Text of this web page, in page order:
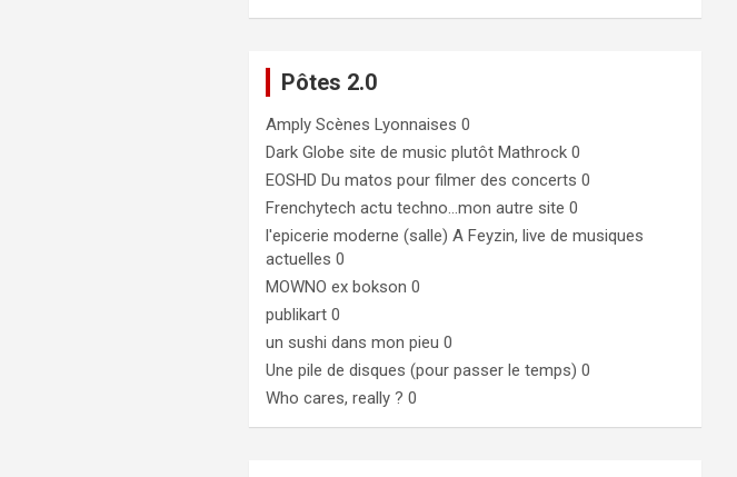
Pôtes 2.0
Amply Scènes Lyonnaises 0
Dark Globe site de music plutôt Mathrock 0
EOSHD Du matos pour filmer des concerts 0
Frenchytech actu techno…mon autre site 0
l'epicerie moderne (salle) A Feyzin, live de musiques
actuelles 0
MOWNO ex bokson 0
publikart 0
un sushi dans mon pieu 0
Une pile de disques (pour passer le temps) 0
Who cares, really ? 0